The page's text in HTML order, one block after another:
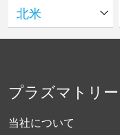
プラズマトリ
当社について